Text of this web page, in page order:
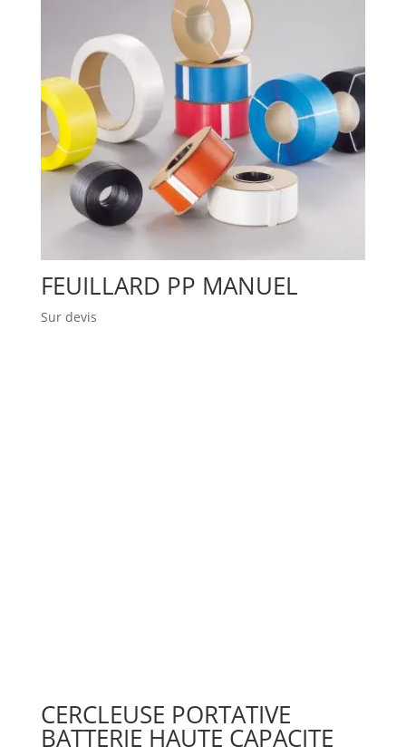
FEUILLARD PP MANUEL
Sur devis
CERCLEUSE PORTATIVE
BATTERIE HAUTE CAPACITE